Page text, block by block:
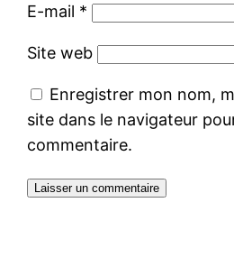
E-mail *
Site web
Enregistrer mon nom,
site dans le navigateur
commentaire.